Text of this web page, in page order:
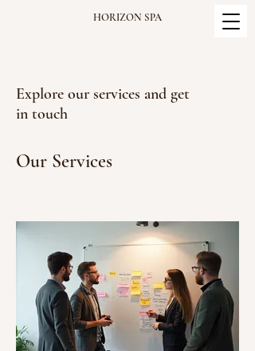
HORIZON SPA
Explore our services and get
in touch
Our Services